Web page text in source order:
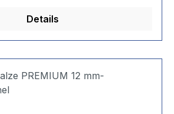
Details